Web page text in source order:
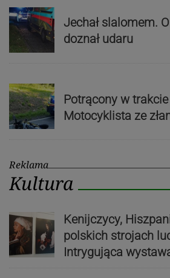
Jechał slalomem.
doznał udaru
Potrącony w
Motocyklista ze
Reklama
Kultura
Kenijczycy,
polskich strojach
Intrygująca